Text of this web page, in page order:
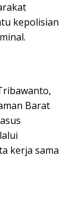
kepolisian
Barat
kerja sama